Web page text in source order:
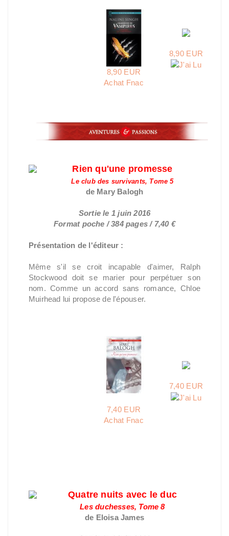
8,90 EUR
Achat Fnac
8,90 EUR
Rien qu'une promesse
Le club des survivants, Tome 5
de Mary Balogh
Sortie le 1 juin 2016
Format poche / 384 pages / 7,40 €
Présentation de l'éditeur :
Même s'il se croit incapable d'aimer, Ralph
Stockwood doit se marier pour perpétuer son
nom. Comme un accord sans romance, Chloe
Muirhead lui propose de l'épouser.
7,40 EUR
Achat Fnac
7,40 EUR
Quatre nuits avec le duc
Les duchesses, Tome 8
de Eloisa James